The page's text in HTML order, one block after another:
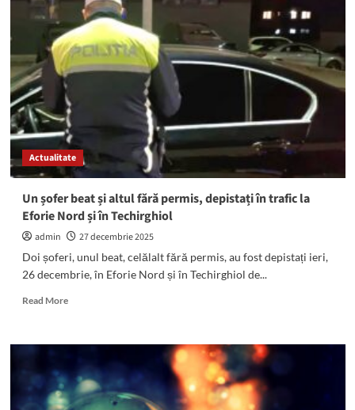
filme
pe
DN
39!
Șofer
de
20
de
ani,
fără
permis,
de
polițiști
cu
alcoolemie
de
Actualitate
Un șofer beat și altul fără permis, depistați în trafic la
Eforie Nord și în Techirghiol
admin
27 decembrie 2025
Doi șoferi, unul beat, celălalt fără permis, au fost depistați ieri,
26 decembrie, în Eforie Nord și în Techirghiol de...
Read MoreRead
Un
șofer
beat
și
altul